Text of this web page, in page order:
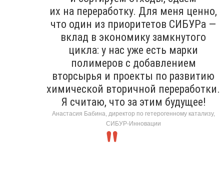
их на переработку. Для меня ценно,
что один из приоритетов СИБУРа —
вклад в экономику замкнутого
цикла: у нас уже есть марки
полимеров с добавлением
вторсырья и проекты по развитию
химической вторичной переработки.
Я считаю, что за этим будущее!
Анастасия Бабина, директор по гетерогенному катализу,
СИБУР-Инновации